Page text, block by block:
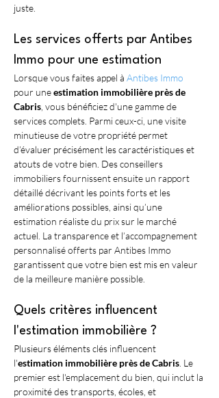
juste.
Les services offerts par Antibes
Immo pour une estimation
Lorsque vous faites appel à Antibes Immo
pour une estimation immobilière près de
Cabris , vous bénéficiez d'une gamme de
services complets. Parmi ceux-ci, une visite
minutieuse de votre propriété permet
d’évaluer précisément les caractéristiques et
atouts de votre bien. Des conseillers
immobiliers fournissent ensuite un rapport
détaillé décrivant les points forts et les
améliorations possibles, ainsi qu’une
estimation réaliste du prix sur le marché
actuel. La transparence et l’accompagnement
personnalisé offerts par Antibes Immo
garantissent que votre bien est mis en valeur
de la meilleure manière possible.
Quels critères influencent
l'estimation immobilière ?
Plusieurs éléments clés influencent
l'estimation immobilière près de Cabris . Le
premier est l'emplacement du bien, qui inclut la
proximité des transports, écoles, et